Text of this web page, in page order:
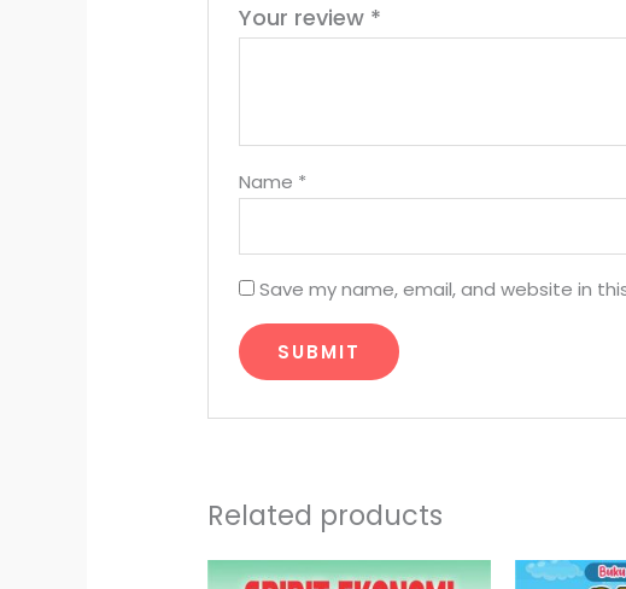
Your review *
Name *
Save my name, email, and website in
Related products